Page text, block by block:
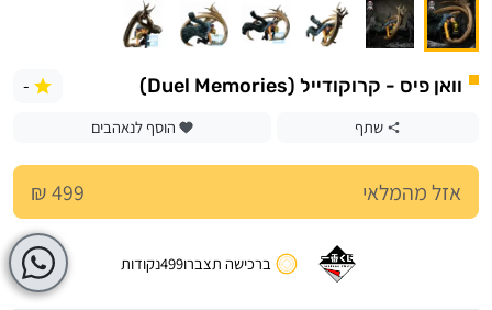
וואן פיס - קרוקודייל (Duel Memories) -
שתף הוסף לנאהבים
אזל מהמלאי 499 ₪
ברכישה תצברו499נקודות